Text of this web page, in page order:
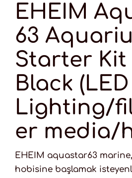
EHEIM
63
Starter Kit
Black (LED
Lighting/
er media/
EHEIM aquastar63
hobisine başlamak